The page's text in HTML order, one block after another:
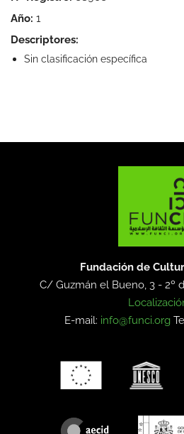
Año: 1
Descriptores:
Sin clasificación específica
Fundación de
C/ Guzmán el Bueno, 3 - 2º
E-mail: info@funci.org